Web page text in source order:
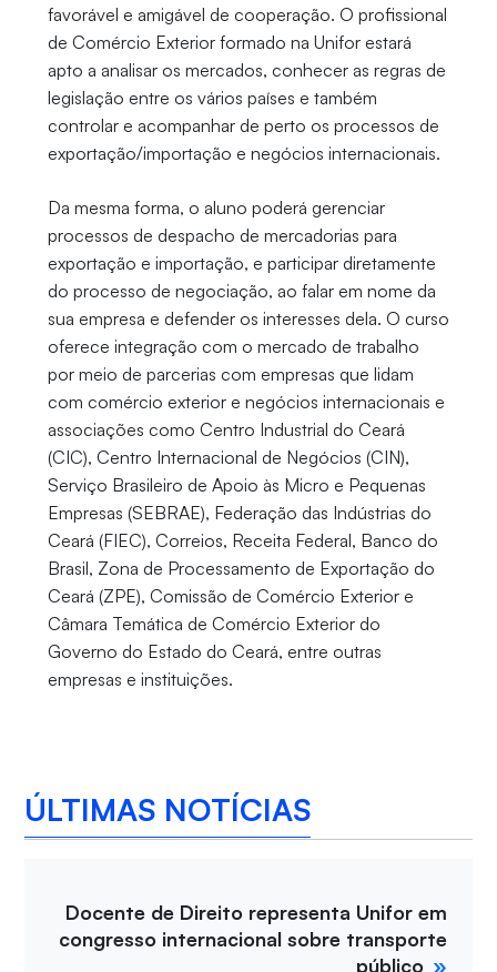
favorável e amigável de cooperação. O profissional
de Comércio Exterior formado na Unifor estará
apto a analisar os mercados, conhecer as regras de
legislação entre os vários países e também
controlar e acompanhar de perto os processos de
exportação/importação e negócios internacionais.
Da mesma forma, o aluno poderá gerenciar
processos de despacho de mercadorias para
exportação e importação, e participar diretamente
do processo de negociação, ao falar em nome da
sua empresa e defender os interesses dela. O curso
oferece integração com o mercado de trabalho
por meio de parcerias com empresas que lidam
com comércio exterior e negócios internacionais e
associações como Centro Industrial do Ceará
(CIC), Centro Internacional de Negócios (CIN),
Serviço Brasileiro de Apoio às Micro e Pequenas
Empresas (SEBRAE), Federação das Indústrias do
Ceará (FIEC), Correios, Receita Federal, Banco do
Brasil, Zona de Processamento de Exportação do
Ceará (ZPE), Comissão de Comércio Exterior e
Câmara Temática de Comércio Exterior do
Governo do Estado do Ceará, entre outras
empresas e instituições.
ÚLTIMAS NOTÍCIAS
Docente de Direito representa Unifor em
congresso internacional sobre transporte
público